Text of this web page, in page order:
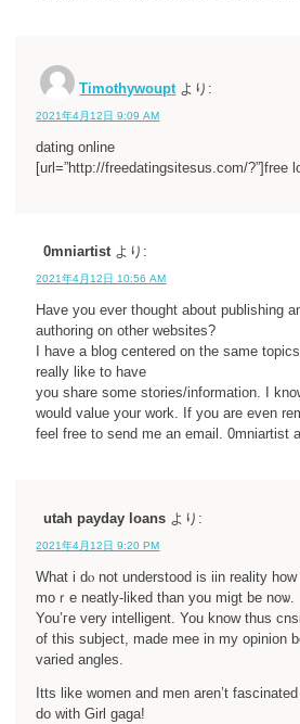
Timothywoupt より:
2021年4月12日 9:09 AM
dating online
[url=”http://freedatingsitesus.com/?”]free
0mniartist より:
2021年4月12日 10:56 AM
Have you ever thought about publishing
authoring on other websites?
I have a blog centered on the same
really like to have
you share some stories/information. I
would value your work. If you are even
feel free to send me an email. 0mniartist
utah payday loans より:
2021年4月12日 9:20 PM
What i dⲟ not understood is iin reality
moｒe neatly-liked than you migt be noѡ.
You’гe very intelligent. You know thus
of this subject, made mee in my opinion
varied angles.
Itts like women and men aren’t
do witһ Girl gaga!